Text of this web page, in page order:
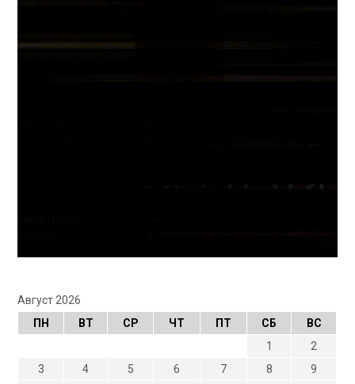
Август 2026
ПН
ВТ СР ЧТ ПТ СБ
ВС
1
2
3
4 5 6 7 8
9